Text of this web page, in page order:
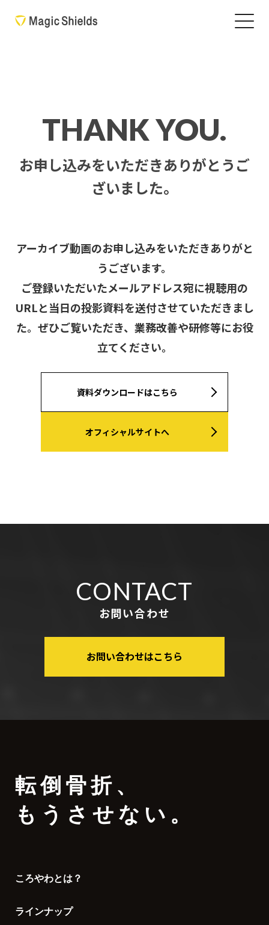
THANK YOU.
お申し込みをいただきありがとうご
ざいました。
アーカイブ動画のお申し込みをいただきありがと
うございます。
ご登録いただいたメールアドレス宛に視聴用の
URLと当日の投影資料を送付させていただきまし
た。 ぜひご覧いただき、業務改善や研修等にお役
立てください。
資料ダウンロードはこちら
オフィシャルサイトへ
CONTACT
お問い合わせ
お問い合わせはこちら
転倒骨折 、
もうさせない。
ころやわとは？
ラインナップ